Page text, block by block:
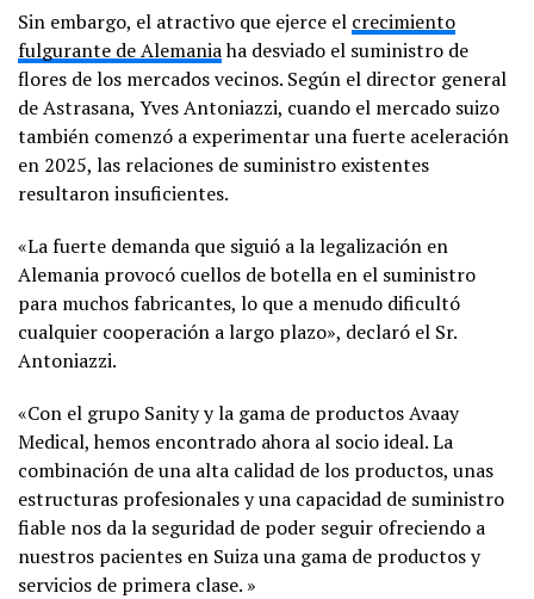
Sin embargo, el atractivo que ejerce el crecimiento
fulgurante de Alemaniaha desviado el suministro de
flores de los mercados vecinos. Según el director general
de Astrasana, Yves Antoniazzi, cuando el mercado suizo
también comenzó a experimentar una fuerte aceleración
en 2025, las relaciones de suministro existentes
resultaron insuficientes.
«La fuerte demanda que siguió a la legalización en
Alemania provocó cuellos de botella en el suministro
para muchos fabricantes, lo que a menudo dificultó
cualquier cooperación a largo plazo», declaró el Sr.
Antoniazzi.
«Con el grupo Sanity y la gama de productos Avaay
Medical, hemos encontrado ahora al socio ideal. La
combinación de una alta calidad de los productos, unas
estructuras profesionales y una capacidad de suministro
fiable nos da la seguridad de poder seguir ofreciendo a
nuestros pacientes en Suiza una gama de productos y
servicios de primera clase. »